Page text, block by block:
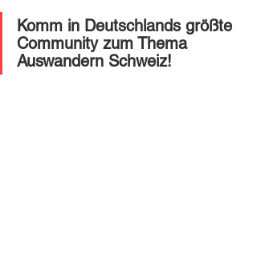
Komm in Deutschlands größte
Community zum Thema
Auswandern Schweiz!